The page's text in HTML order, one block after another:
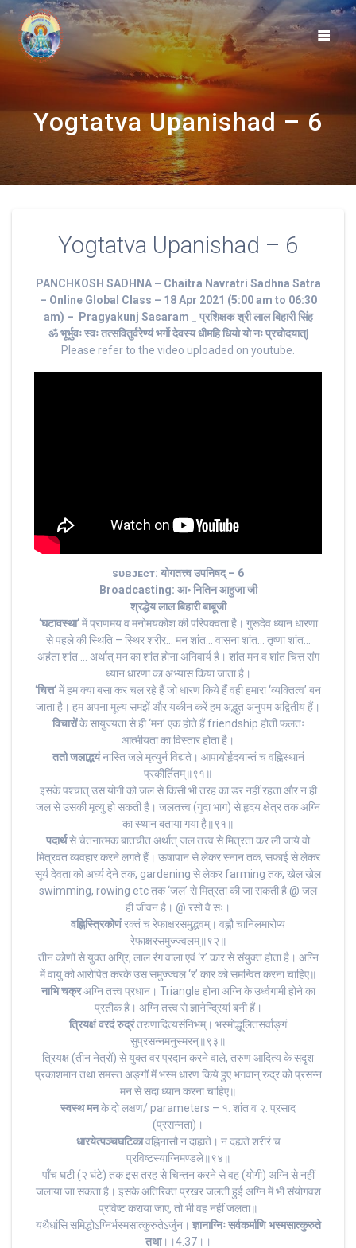
Skip
to
content
Yogtatva Upanishad – 6
Yogtatva Upanishad – 6
PANCHKOSH SADHNA – Chaitra Navratri Sadhna Satra
– Online Global Class – 18 Apr 2021 (5:00 am to 06:30
am) – Pragyakunj Sasaram _ प्रशिक्षक श्री लाल बिहारी सिंह
ॐ भूर्भुवः स्‍वः तत्‍सवितुर्वरेण्‍यं भर्गो देवस्य धीमहि धियो यो नः प्रचोदयात्‌|
Please refer to the video uploaded on youtube.
sᴜʙᴊᴇᴄᴛ: योगतत्त्व उपनिषद् – 6
Broadcasting: आ॰ नितिन आहुजा जी
श्रद्धेय लाल बिहारी बाबूजी
‘घटावस्था‘ में प्राणमय व मनोमयकोश की परिपक्वता है। गुरूदेव ध्यान धारणा
से पहले की स्थिति – स्थिर शरीर… मन शांत… वासना शांत… तृष्णा शांत…
अहंता शांत … अर्थात् मन का शांत होना अनिवार्य है। शांत मन व शांत चित्त संग
ध्यान धारणा का अभ्यास किया जाता है।
‘चित्त‘ में हम क्या बसा कर चल रहे हैं जो धारण किये हैं वही हमारा ‘व्यक्तित्व’ बन
जाता है। हम अपना मूल्य समझें और यकीन करें हम अद्भुत अनुपम अद्वितीय हैं।
विचारोंके सायुज्यता से ही ‘मन’ एक होते हैं friendship होती फलतः
आत्मीयता का विस्तार होता है।
ततो जलाद्भयंनास्ति जले मृत्युर्न विद्यते। आपायोर्हृदयान्तं च वह्निस्थानं
प्रकीर्तितम्॥९१॥
इसके पश्चात् उस योगी को जल से किसी भी तरह का डर नहीं रहता और न ही
जल से उसकी मृत्यु हो सकती है। जलतत्त्व (गुदा भाग) से हृदय क्षेत्र तक अग्नि
का स्थान बताया गया है॥९१॥
पदार्थसे चेतनात्मक बातचीत अर्थात् जल तत्त्व से मित्रता कर ली जाये वो
मित्रवत व्यवहार करने लगते हैं। ऊषापान से लेकर स्नान तक, सफाई से लेकर
सूर्य देवता को अर्घ्य देने तक, gardening से लेकर farming तक, खेल खेल
swimming, rowing etc तक ‘जल’ से मित्रता की जा सकती है @ जल
ही जीवन है। @ रसो वै सः।
वह्निस्त्रिकोणंरक्तं च रेफाक्षरसमुद्भवम्। वह्नौ चानिलमारोप्य
रेफाक्षरसमुज्ज्वलम्॥९२॥
तीन कोणों से युक्त अग्रि, लाल रंग वाला एवं ‘र’ कार से संयुक्त होता है। अग्नि
में वायु को आरोपित करके उस समुज्ज्वल ‘र’ कार को समन्वित करना चाहिए॥
नाभि चक्रअग्नि तत्त्व प्रधान। Triangle होना अग्नि के उर्ध्वगामी होने का
प्रतीक है। अग्नि तत्त्व से ज्ञानेन्द्रियां बनी हैं।
त्रियक्षं वरदं रुद्रंतरुणादित्यसंनिभम्। भस्मोद्धूलितसर्वाङ्गं
सुप्रसन्नमनुस्मरन्॥९३॥
त्रियक्ष (तीन नेत्रों) से युक्त वर प्रदान करने वाले, तरुण आदित्य के सदृश
प्रकाशमान तथा समस्त अङ्गों में भस्म धारण किये हुए भगवान् रुद्र को प्रसन्न
मन से सदा ध्यान करना चाहिए॥
स्वस्थ मनके दो लक्षण/ parameters – १. शांत व २. प्रसाद
(प्रसन्नता)।
धारयेत्पञ्चघटिकावह्निनासौ न दाह्यते। न दह्यते शरीरं च
प्रविष्टस्याग्निमण्डले॥९४॥
पाँच घटी (२ घंटे) तक इस तरह से चिन्तन करने से वह (योगी) अग्नि से नहीं
जलाया जा सकता है। इसके अतिरिक्त प्रखर जलती हुई अग्नि में भी संयोगवश
प्रविष्ट कराया जाए, तो भी वह नहीं जलता॥
यथैधांसि समिद्धोऽग्निर्भस्मसात्कुरुतेऽर्जुन। ज्ञानाग्निः सर्वकर्माणि भस्मसात्कुरुते
तथा।।4.37।।